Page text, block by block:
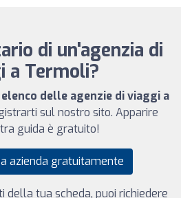
di un'agenzia di
a Termoli?
elenco delle agenzie di viaggi a
sul nostro sito. Apparire
guida è gratuito!
azienda gratuitamente
della tua scheda, puoi richiedere